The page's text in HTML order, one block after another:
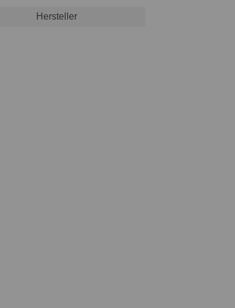
Hersteller